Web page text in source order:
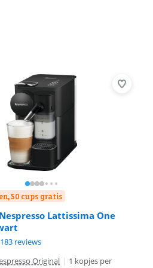
50 cups gratis
Lattissima One
183 reviews
Original | 1 kopjes per